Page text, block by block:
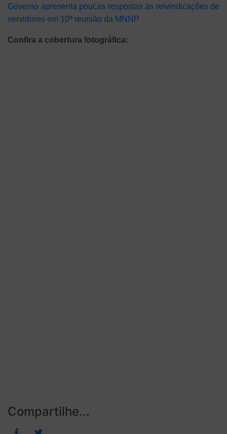
Governo apresenta poucas respostas às reivindicações de
servidores em 10ª reunião da MNNP
Confira a cobertura fotográfica:
Compartilhe...